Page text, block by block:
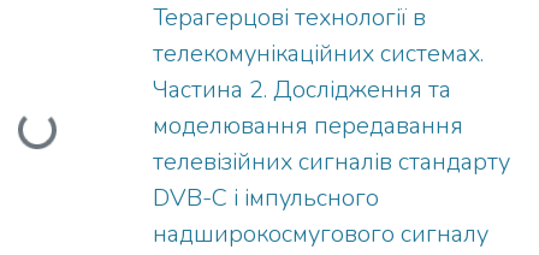
2018)Авдєєнко, Гліб Леонідович
Сергій Георгійович; Наритник, Теодор
Миколайович
Вантажиться...
Терагерцові технології в
телекомунікаційних системах.
Частина 2. Дослідження та
моделювання передавання
телевізійних сигналів стандарту
DVB-C і імпульсного
надширокосмугового сигналу